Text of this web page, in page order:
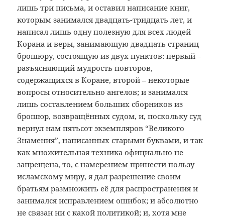
лишь три письма, и оставил написание книг,
которым занимался двадцать-тридцать лет, и
написал лишь одну полезную для всех людей
Корана и веры, занимающую двадцать страниц
брошюру, состоящую из двух пунктов: первый –
разъясняющий мудрость повторов,
содержащихся в Коране, второй – некоторые
вопросы относительно ангелов; и занимался
лишь составлением больших сборников из
брошюр, возвращённых судом, и, поскольку суд
вернул нам пятьсот экземпляров “Великого
Знамения”, написанных старыми буквами, и так
как множительная техника официально не
запрещена, то, с намерением принести пользу
исламскому миру, я дал разрешение своим
братьям размножить её для распространения и
занимался исправлением ошибок; и абсолютно
не связан ни с какой политикой; и, хотя мне